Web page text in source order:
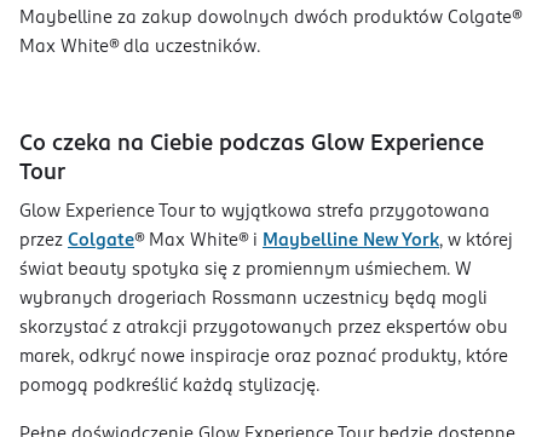
Maybelline za zakup dowolnych dwóch produktów Colgate®
Max White® dla uczestników.
Co czeka na Ciebie podczas Glow Experience
Tour
Glow Experience Tour to wyjątkowa strefa przygotowana
przez Colgate® Max White® i Maybelline New York, w której
świat beauty spotyka się z promiennym uśmiechem. W
wybranych drogeriach Rossmann uczestnicy będą mogli
skorzystać z atrakcji przygotowanych przez ekspertów obu
marek, odkryć nowe inspiracje oraz poznać produkty, które
pomogą podkreślić każdą stylizację.